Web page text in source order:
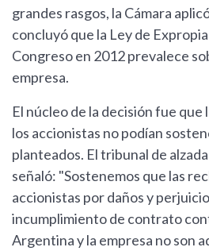
grandes rasgos, la Cámara
concluyó que la Ley de
Congreso en 2012 prevalece
empresa.
El núcleo de la decisión fue
los accionistas no podían
planteados. El tribunal de
señaló: "Sostenemos que las
accionistas por daños y
incumplimiento de contrato
Argentina y la empresa no son